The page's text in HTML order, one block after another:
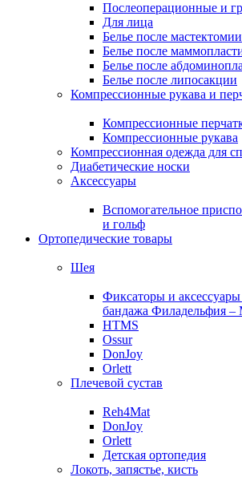
Послеоперационные и
Для лица
Белье после мастектомии
Белье после
Белье после
Белье после липосакции
Компрессионные рукава и
Компрессионные
Компрессионные рукава
Компрессионная одежда для
Диабетические носки
Аксессуары
Вспомогательное
и гольф
Ортопедические товары
Шея
Фиксаторы и
бандажа Филадельфия –
HTMS
Ossur
DonJoy
Orlett
Плечевой сустав
Reh4Mat
DonJoy
Orlett
Детская ортопедия
Локоть, запястье, кисть